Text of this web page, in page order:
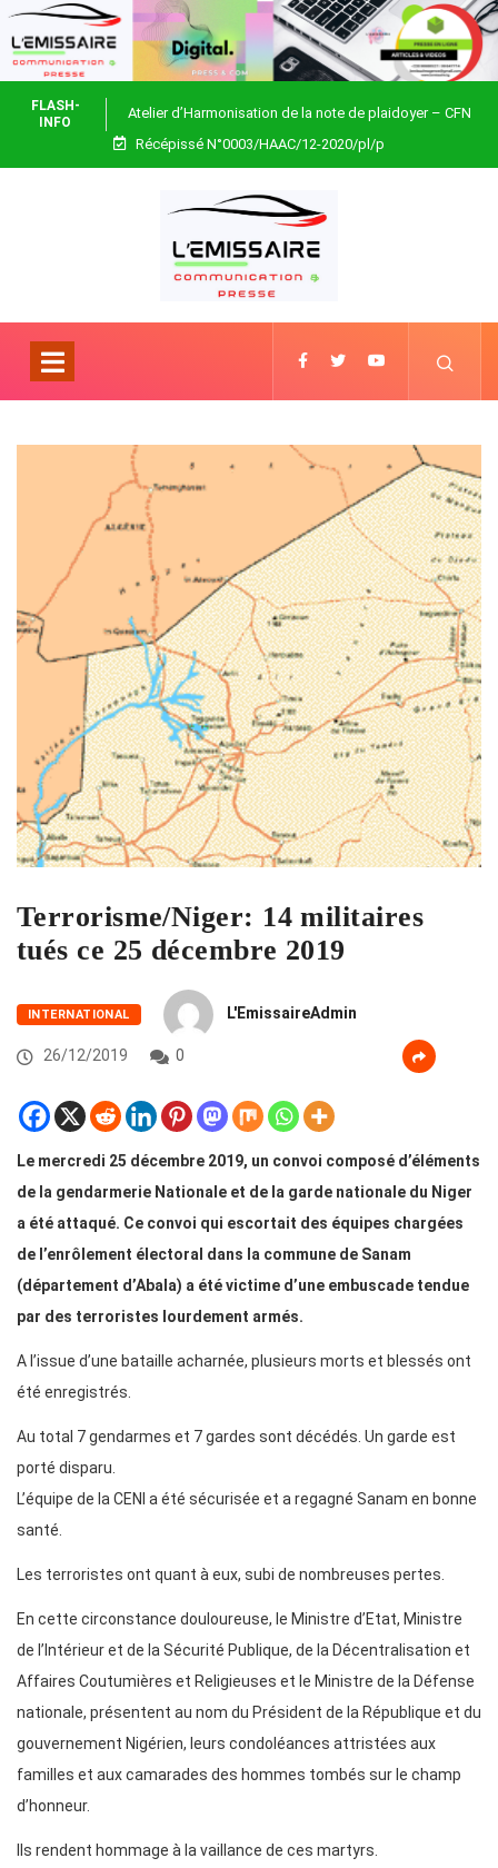
FLASH-
INFO
Atelier d’Harmonisation de la note de plaidoyer – CFN
Togo
Récépissé N°0003/HAAC/12-2020/pl/p
Terrorisme/Niger: 14 militaires
tués ce 25 décembre 2019
INTERNATIONAL L'EmissaireAdmin
26/12/2019 0
Le mercredi 25 décembre 2019, un convoi composé d’éléments
de la gendarmerie Nationale et de la garde nationale du Niger
a été attaqué. Ce convoi qui escortait des équipes chargées
de l’enrôlement électoral dans la commune de Sanam
(département d’Abala) a été victime d’une embuscade tendue
par des terroristes lourdement armés.
A l’issue d’une bataille acharnée, plusieurs morts et blessés ont
été enregistrés.
Au total 7 gendarmes et 7 gardes sont décédés. Un garde est
porté disparu.
L’équipe de la CENI a été sécurisée et a regagné Sanam en bonne
santé.
Les terroristes ont quant à eux, subi de nombreuses pertes.
En cette circonstance douloureuse, le Ministre d’Etat, Ministre
de l’Intérieur et de la Sécurité Publique, de la Décentralisation et
Affaires Coutumières et Religieuses et le Ministre de la Défense
nationale, présentent au nom du Président de la République et du
gouvernement Nigérien, leurs condoléances attristées aux
familles et aux camarades des hommes tombés sur le champ
d’honneur.
Ils rendent hommage à la vaillance de ces martyrs.